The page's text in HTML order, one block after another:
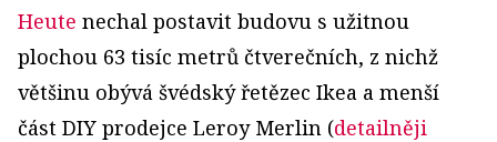
Heute nechal postavit budovu s užitnou
plochou 63 tisíc metrů čtverečních, z nichž
většinu obývá švédský řetězec Ikea a menší
část DIY prodejce Leroy Merlin (detailněji